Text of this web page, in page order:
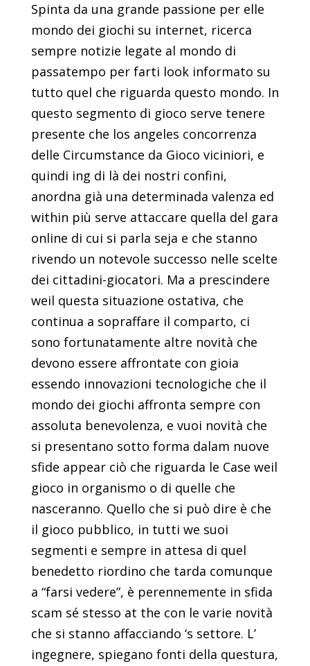
Spinta da una grande passione per elle
mondo dei giochi su internet, ricerca
sempre notizie legate al mondo di
passatempo per farti look informato su
tutto quel che riguarda questo mondo. In
questo segmento di gioco serve tenere
presente che los angeles concorrenza
delle Circumstance da Gioco viciniori, e
quindi ing di là dei nostri confini,
anordna già una determinada valenza ed
within più serve attaccare quella del gara
online di cui si parla seja e che stanno
rivendo un notevole successo nelle scelte
dei cittadini-giocatori. Ma a prescindere
weil questa situazione ostativa, che
continua a sopraffare il comparto, ci
sono fortunatamente altre novità che
devono essere affrontate con gioia
essendo innovazioni tecnologiche che il
mondo dei giochi affronta sempre con
assoluta benevolenza, e vuoi novità che
si presentano sotto forma dalam nuove
sfide appear ciò che riguarda le Case weil
gioco in organismo o di quelle che
nasceranno. Quello che si può dire è che
il gioco pubblico, in tutti we suoi
segmenti e sempre in attesa di quel
benedetto riordino che tarda comunque
a “farsi vedere”, è perennemente in sfida
scam sé stesso at the con le varie novità
che si stanno affacciando ‘s settore. L’
ingegnere, spiegano fonti della questura,